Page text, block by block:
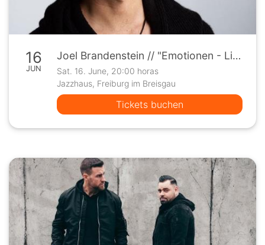
16
JUN
Joel Brandenstein // "Emotionen - Live "// @Freiburger Festival
Sat. 16. June, 20:00 horas
Jazzhaus, Freiburg im Breisgau
Tickets buchen